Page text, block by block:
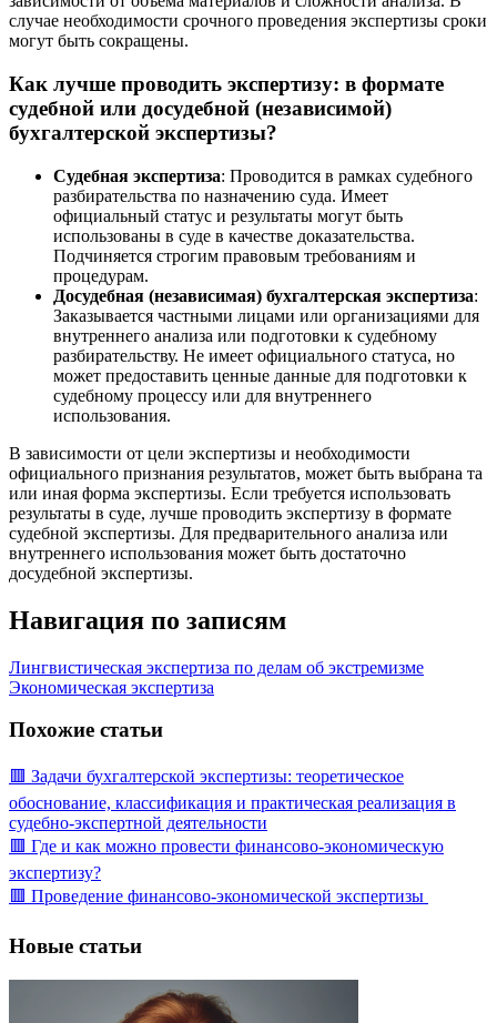
случае необходимости срочного проведения экспертизы сроки
могут быть сокращены.
Как лучше проводить экспертизу: в формате
судебной или досудебной (независимой)
бухгалтерской экспертизы?
Судебная экспертиза: Проводится в рамках судебного
разбирательства по назначению суда. Имеет
официальный статус и результаты могут быть
использованы в суде в качестве доказательства.
Подчиняется строгим правовым требованиям и
процедурам.
Досудебная (независимая) бухгалтерская экспертиза:
Заказывается частными лицами или организациями для
внутреннего анализа или подготовки к судебному
разбирательству. Не имеет официального статуса, но
может предоставить ценные данные для подготовки к
судебному процессу или для внутреннего
использования.
В зависимости от цели экспертизы и необходимости
официального признания результатов, может быть выбрана та
или иная форма экспертизы. Если требуется использовать
результаты в суде, лучше проводить экспертизу в формате
судебной экспертизы. Для предварительного анализа или
внутреннего использования может быть достаточно
досудебной экспертизы.
Навигация по записям
Лингвистическая экспертиза по делам об экстремизме
Экономическая экспертиза
Похожие статьи
🟥 Задачи бухгалтерской экспертизы: теоретическое
обоснование, классификация и практическая реализация в
судебно-экспертной деятельности
🟥 Где и как можно провести финансово-экономическую
экспертизу?
🟥 Проведение финансово-экономической экспертизы
Новые статьи